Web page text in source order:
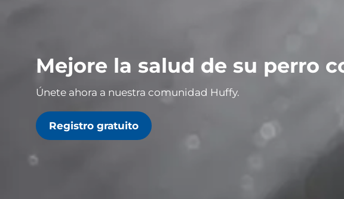
Mejore la salud de su perro
Únete ahora a nuestra comunidad Huffy.
Registro gratuito